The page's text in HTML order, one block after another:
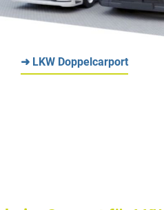
➜ LKW Doppelcarport